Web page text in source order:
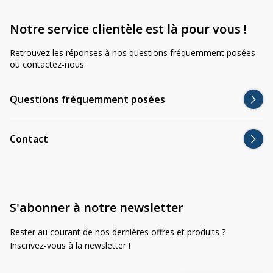
Le boulon de fixation est-il inclus ?
Quels phares de travail peut-on monter dessus ?
Des centaines de clients vous ont précédé chez AgriproLED.fr.
Shops.
Notre service clientèle est là pour vous !
Retrouvez les réponses à nos questions fréquemment posées
ou contactez-nous
Questions fréquemment posées
Contact
S'abonner à notre newsletter
Rester au courant de nos dernières offres et produits ?
Inscrivez-vous à la newsletter !